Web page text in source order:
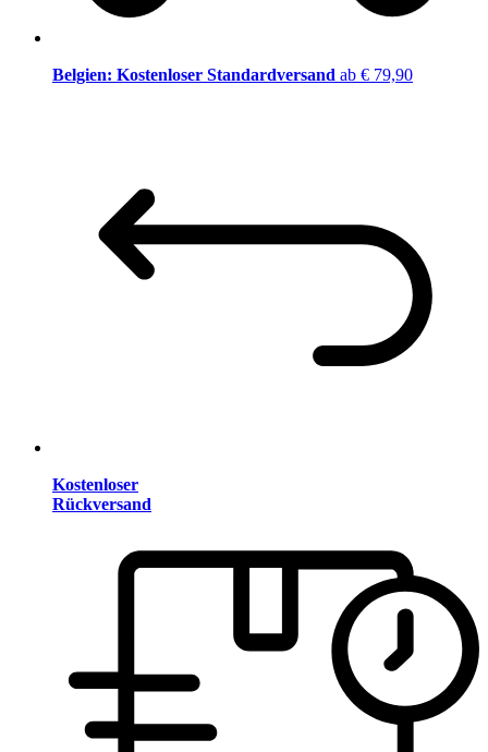
Belgien: Kostenloser Standardversand ab € 79,90
Kostenloser
Rückversand